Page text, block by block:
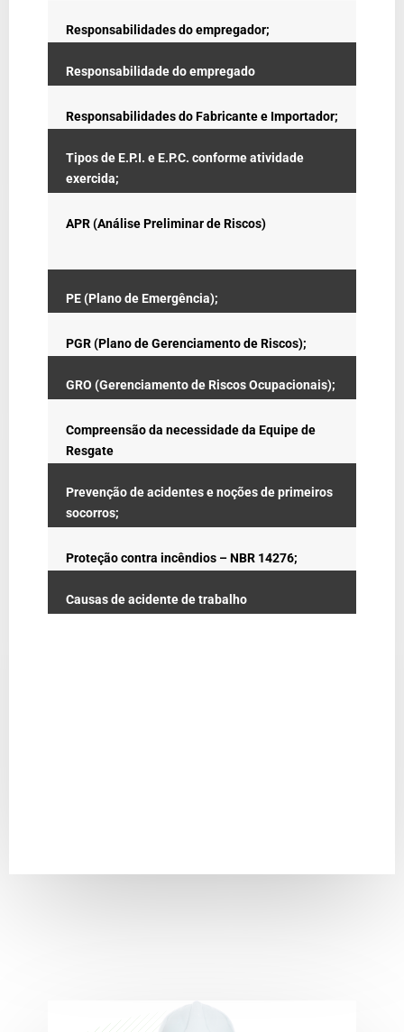
Responsabilidades do empregador;
Responsabilidade do empregado
Responsabilidades do Fabricante e Importador;
Tipos de E.P.I. e E.P.C. conforme atividade
exercida;
APR (Análise Preliminar de Riscos)
PE (Plano de Emergência);
PGR (Plano de Gerenciamento de Riscos);
GRO (Gerenciamento de Riscos Ocupacionais);
Compreensão da necessidade da Equipe de
Resgate
Prevenção de acidentes e noções de primeiros
socorros;
Proteção contra incêndios – NBR 14276;
Causas de acidente de trabalho